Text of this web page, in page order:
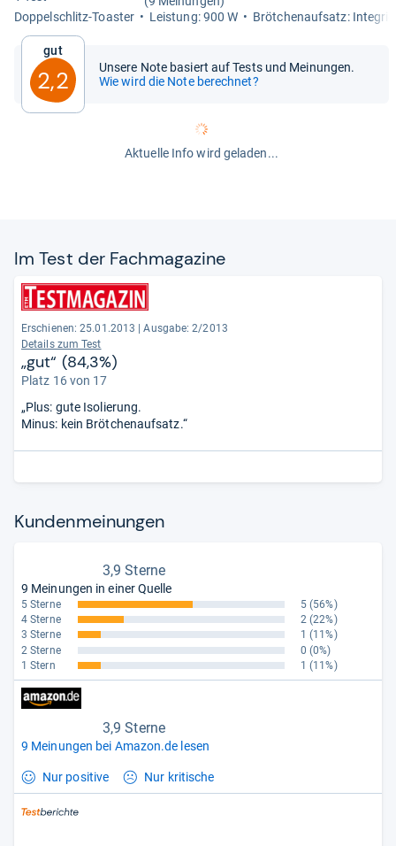
Dop­pel­schlitz-​Toas­ter
Leis­tung: 900 W Bröt­chen­auf­satz:
Gut
2,2
Unsere Note basiert auf Tests und Meinungen.
Wie wird die Note berechnet?
Aktuelle Info wird geladen...
Im Test der Fach­ma­ga­zine
Erschienen: 25.01.2013
Ausgabe: 2/2013
Details zum Test
„gut“ (84,3%)
Platz 16 von 17
„Plus: gute Isolierung.
Minus: kein Brötchenaufsatz.“
Kun­den­mei­nun­gen
3,9 Sterne
9 Meinungen in einer Quelle
5 Sterne 5 (56%)
4 Sterne
2 (22%)
3 Sterne
1 (11%)
2 Sterne
0 (0%)
1 Stern
1 (11%)
3,9 Sterne
9 Meinungen bei Amazon.de lesen
Nur positive Nur kritische